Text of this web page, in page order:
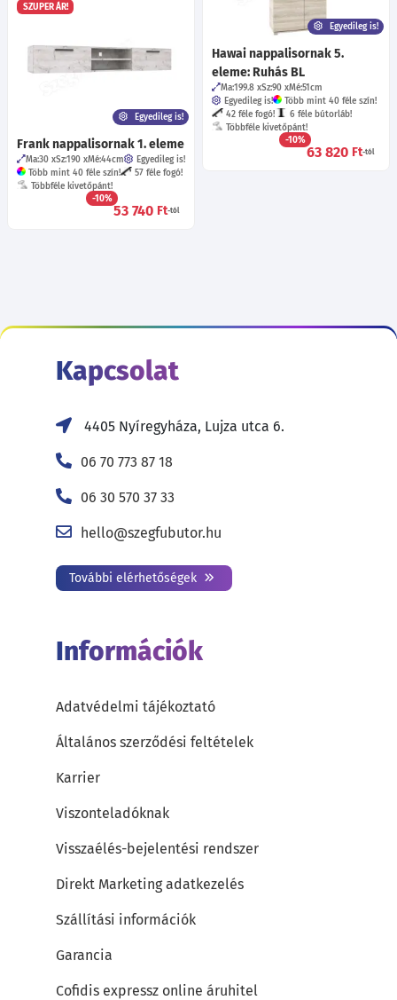
Egyedileg is!
Hawai nappalisornak 5.
eleme: Ruhás BL
Ma:199.8 Sz:90 Mé:51cm
Egyedileg is!
Több mint 40 féle szín!
42 féle fogó!
6 féle bútorláb!
Többféle kivetőpánt!
-10%
63 820 Ft-tól
SZUPER ÁR!
Egyedileg is!
Frank nappalisornak 1. eleme
Ma:30 Sz:190 Mé:44cm
Egyedileg is!
Több mint 40 féle szín!
57 féle fogó!
Többféle kivetőpánt!
-10%
53 740 Ft-tól
Kapcsolat
4405 Nyíregyháza, Lujza utca 6.
06 70 773 87 18
06 30 570 37 33
hello@szegfubutor.hu
További elérhetőségek
Információk
Adatvédelmi tájékoztató
Általános szerződési feltételek
Karrier
Viszonteladóknak
Visszaélés-bejelentési rendszer
Direkt Marketing adatkezelés
Szállítási információk
Garancia
Cofidis expressz online áruhitel